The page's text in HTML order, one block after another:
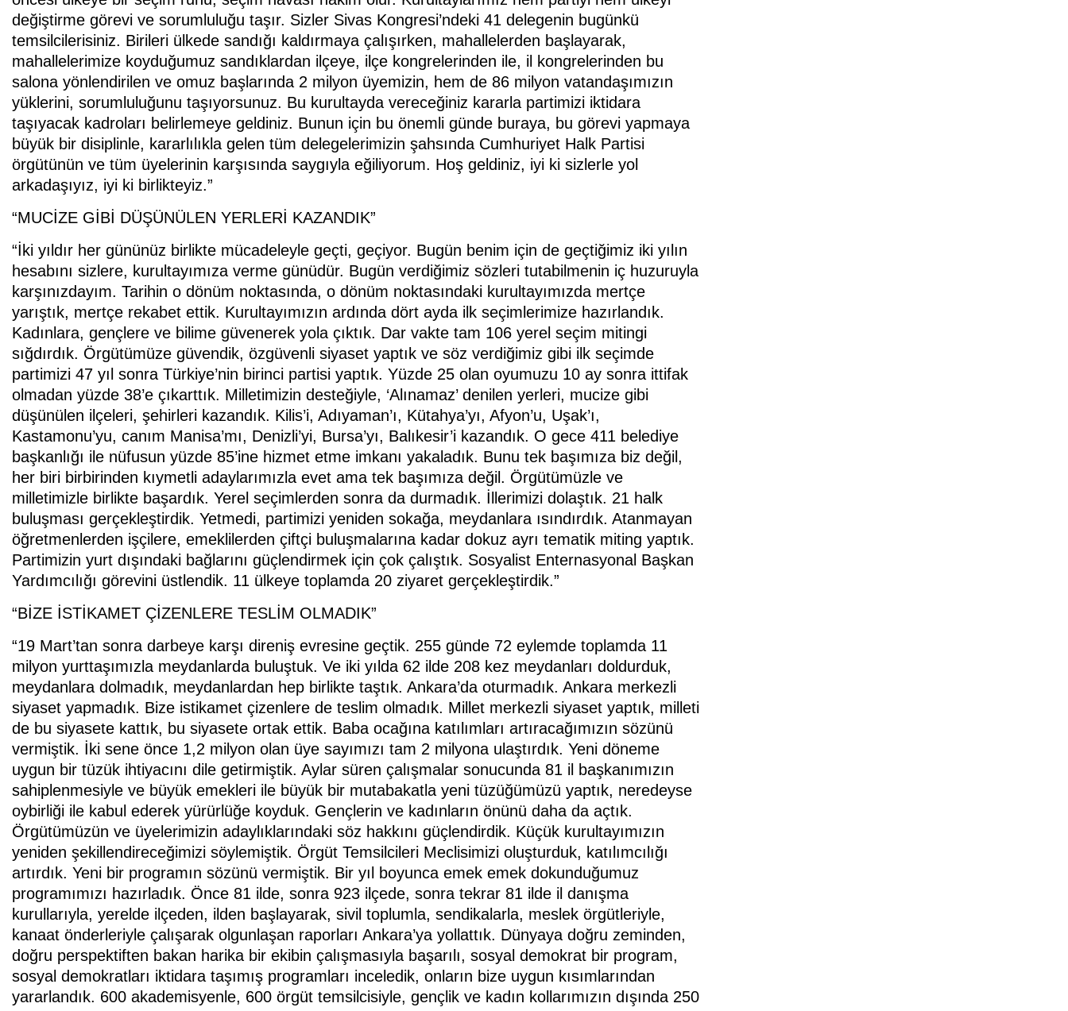
değiştirme görevi ve sorumluluğu taşır. Sizler Sivas Kongresi’ndeki 41 delegenin bugünkü
temsilcilerisiniz. Birileri ülkede sandığı kaldırmaya çalışırken, mahallelerden başlayarak,
mahallelerimize koyduğumuz sandıklardan ilçeye, ilçe kongrelerinden ile, il kongrelerinden bu
salona yönlendirilen ve omuz başlarında 2 milyon üyemizin, hem de 86 milyon vatandaşımızın
yüklerini, sorumluluğunu taşıyorsunuz. Bu kurultayda vereceğiniz kararla partimizi iktidara
taşıyacak kadroları belirlemeye geldiniz. Bunun için bu önemli günde buraya, bu görevi yapmaya
büyük bir disiplinle, kararlılıkla gelen tüm delegelerimizin şahsında Cumhuriyet Halk Partisi
örgütünün ve tüm üyelerinin karşısında saygıyla eğiliyorum. Hoş geldiniz, iyi ki sizlerle yol
arkadaşıyız, iyi ki birlikteyiz.”
“MUCİZE GİBİ DÜŞÜNÜLEN YERLERİ KAZANDIK”
“İki yıldır her gününüz birlikte mücadeleyle geçti, geçiyor. Bugün benim için de geçtiğimiz iki yılın
hesabını sizlere, kurultayımıza verme günüdür. Bugün verdiğimiz sözleri tutabilmenin iç huzuruyla
karşınızdayım. Tarihin o dönüm noktasında, o dönüm noktasındaki kurultayımızda mertçe
yarıştık, mertçe rekabet ettik. Kurultayımızın ardında dört ayda ilk seçimlerimize hazırlandık.
Kadınlara, gençlere ve bilime güvenerek yola çıktık. Dar vakte tam 106 yerel seçim mitingi
sığdırdık. Örgütümüze güvendik, özgüvenli siyaset yaptık ve söz verdiğimiz gibi ilk seçimde
partimizi 47 yıl sonra Türkiye’nin birinci partisi yaptık. Yüzde 25 olan oyumuzu 10 ay sonra ittifak
olmadan yüzde 38’e çıkarttık. Milletimizin desteğiyle, ‘Alınamaz’ denilen yerleri, mucize gibi
düşünülen ilçeleri, şehirleri kazandık. Kilis’i, Adıyaman’ı, Kütahya’yı, Afyon’u, Uşak’ı,
Kastamonu’yu, canım Manisa’mı, Denizli’yi, Bursa’yı, Balıkesir’i kazandık. O gece 411 belediye
başkanlığı ile nüfusun yüzde 85’ine hizmet etme imkanı yakaladık. Bunu tek başımıza biz değil,
her biri birbirinden kıymetli adaylarımızla evet ama tek başımıza değil. Örgütümüzle ve
milletimizle birlikte başardık. Yerel seçimlerden sonra da durmadık. İllerimizi dolaştık. 21 halk
buluşması gerçekleştirdik. Yetmedi, partimizi yeniden sokağa, meydanlara ısındırdık. Atanmayan
öğretmenlerden işçilere, emeklilerden çiftçi buluşmalarına kadar dokuz ayrı tematik miting yaptık.
Partimizin yurt dışındaki bağlarını güçlendirmek için çok çalıştık. Sosyalist Enternasyonal Başkan
Yardımcılığı görevini üstlendik. 11 ülkeye toplamda 20 ziyaret gerçekleştirdik.”
“BİZE İSTİKAMET ÇİZENLERE TESLİM OLMADIK”
“19 Mart’tan sonra darbeye karşı direniş evresine geçtik. 255 günde 72 eylemde toplamda 11
milyon yurttaşımızla meydanlarda buluştuk. Ve iki yılda 62 ilde 208 kez meydanları doldurduk,
meydanlara dolmadık, meydanlardan hep birlikte taştık. Ankara’da oturmadık. Ankara merkezli
siyaset yapmadık. Bize istikamet çizenlere de teslim olmadık. Millet merkezli siyaset yaptık, milleti
de bu siyasete kattık, bu siyasete ortak ettik. Baba ocağına katılımları artıracağımızın sözünü
vermiştik. İki sene önce 1,2 milyon olan üye sayımızı tam 2 milyona ulaştırdık. Yeni döneme
uygun bir tüzük ihtiyacını dile getirmiştik. Aylar süren çalışmalar sonucunda 81 il başkanımızın
sahiplenmesiyle ve büyük emekleri ile büyük bir mutabakatla yeni tüzüğümüzü yaptık, neredeyse
oybirliği ile kabul ederek yürürlüğe koyduk. Gençlerin ve kadınların önünü daha da açtık.
Örgütümüzün ve üyelerimizin adaylıklarındaki söz hakkını güçlendirdik. Küçük kurultayımızın
yeniden şekillendireceğimizi söylemiştik. Örgüt Temsilcileri Meclisimizi oluşturduk, katılımcılığı
artırdık. Yeni bir programın sözünü vermiştik. Bir yıl boyunca emek emek dokunduğumuz
programımızı hazırladık. Önce 81 ilde, sonra 923 ilçede, sonra tekrar 81 ilde il danışma
kurullarıyla, yerelde ilçeden, ilden başlayarak, sivil toplumla, sendikalarla, meslek örgütleriyle,
kanaat önderleriyle çalışarak olgunlaşan raporları Ankara’ya yollattık. Dünyaya doğru zeminden,
doğru perspektiften bakan harika bir ekibin çalışmasıyla başarılı, sosyal demokrat bir program,
sosyal demokratları iktidara taşımış programları inceledik, onların bize uygun kısımlarından
yararlandık. 600 akademisyenle, 600 örgüt temsilcisiyle, gençlik ve kadın kollarımızın dışında 250